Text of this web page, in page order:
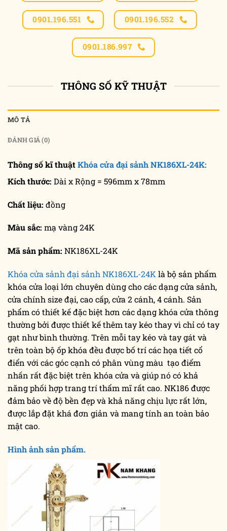
0901.196.551 0901.196.552
0901.186.997
THÔNG SỐ KỸ THUẬT
MÔ TẢ
ĐÁNH GIÁ (0)
Thông số kĩ thuậtKhóa cửa đại sảnh NK186XL-24K:
Kích thước: Dài x Rộng = 596mm x 78mm
Chất liệu: đồng
Màu sắc: mạ vàng 24K
Mã sản phẩm: NK186XL-24K
Khóa cửa sảnh đại sảnh NK186XL-24K là bộ sản phẩm
khóa cửa loại lớn chuyên dùng cho các dạng cửa sảnh,
cửa chính size đại, cao cấp, cửa 2 cánh, 4 cánh. Sản
phẩm có thiết kế đặc biệt hơn các dạng khóa cửa thông
thường bởi được thiết kế thêm tay kéo thay vì chỉ có tay
gạt như bình thường. Trên mỗi tay kéo và tay gát và
trên toàn bộ ốp khóa đều được bố trí các họa tiết cổ
điển với các góc cạnh có phân vùng màu tạo điểm
nhấn rất đặc biệt trên khóa cửa và giúp nó có khả
năng phối hợp trang trí thẩm mĩ rất cao. NK186 được
đảm bảo về độ bền đẹp và khả năng chịu lực rất lớn,
được lắp đặt khá đơn giản và mang tính an toàn bảo
mật cao.
Hình ảnh sản phẩm.